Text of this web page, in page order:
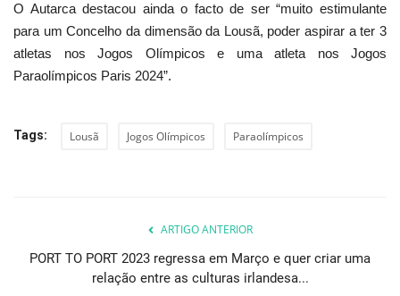
O Autarca destacou ainda o facto de ser “muito estimulante
para um Concelho da dimensão da Lousã, poder aspirar a ter 3
atletas nos Jogos Olímpicos e uma atleta nos Jogos
Paraolímpicos Paris 2024”.
Tags: Lousã Jogos Olímpicos Paraolímpicos
ARTIGO ANTERIOR
PORT TO PORT 2023 regressa em Março e quer criar uma
relação entre as culturas irlandesa...